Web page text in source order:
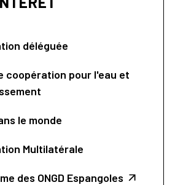
déléguée
coopération pour l'eau et
le monde
Multilatérale
des ONGD Espangoles